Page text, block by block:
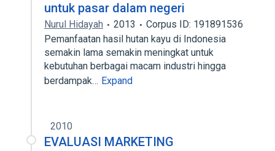
untuk pasar dalam negeri
Nurul Hidayah 2013
Corpus ID: 191891536
Pemanfaatan hasil hutan kayu di Indonesia
semakin lama semakin meningkat untuk
kebutuhan berbagai macam industri hingga
berdampak… Expand
2010
EVALUASI MARKETING